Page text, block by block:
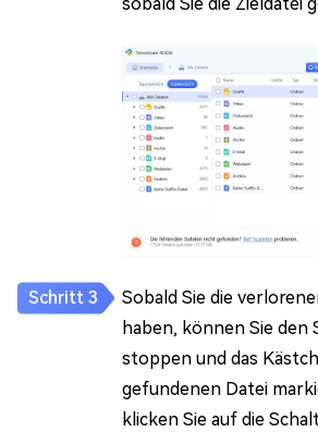
Sobald Sie die
haben, können Sie den
stoppen und das
gefundenen Datei
klicken Sie auf die